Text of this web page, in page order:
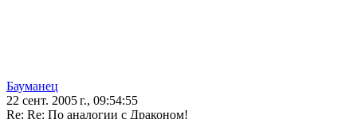
Бауманец
22 сент. 2005 г., 09:54:55
Re: Re: По аналогии с Драконом!